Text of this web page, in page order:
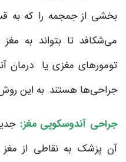
بخشی از جمجمه را که به
می‌شکافد تا بتواند به
تومورهای مغزی یا درمان
جراحی‌ها هستند. به این
جراحی آندوسکوپی مغز:
آن پزشک به نقاطی از